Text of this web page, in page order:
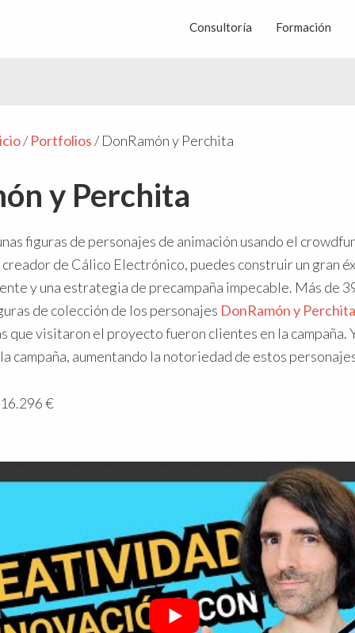
Consultoría Formación
/ Portfolios/DonRamón y Perchita
y Perchita
figuras de personajes de animación usando el
de Cálico Electrónico, puedes construir un gran
y una estrategia de precampaña impecable. Más de
de colección de los personajes DonRamón y Perchita
que visitaron el proyecto fueron clientes en la campaña.
campaña, aumentando la notoriedad de estos
€